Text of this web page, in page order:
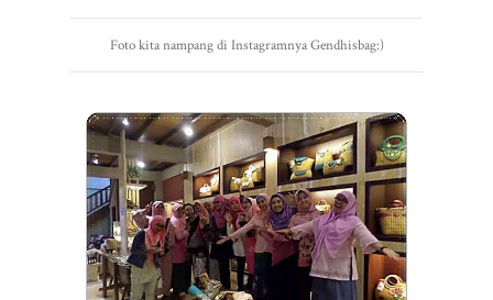
Foto kita nampang di Instagramnya Gendhisbag:)